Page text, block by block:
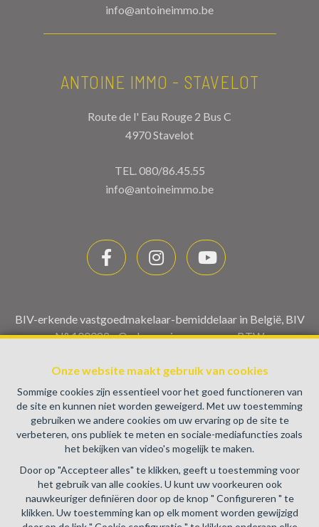
Onze website maakt gebruik van cookies
Sommige cookies zijn essentieel voor het goed functioneren van
de site en kunnen niet worden geweigerd. Met uw toestemming
gebruiken we andere cookies om uw ervaring op de site te
verbeteren, ons publiek te meten en sociale-mediafuncties zoals
het bekijken van video's mogelijk te maken.
Door op "Accepteer alles" te klikken, geeft u toestemming voor
het gebruik van alle cookies. U kunt uw voorkeuren ook
nauwkeuriger definiëren door op de knop " Configureren " te
klikken. Uw toestemming kan op elk moment worden gewijzigd
info@antoineimmo.be
ANTOINE IMMO - STAVELOT
Route de l' Eau Rouge 2 Bus C
4970 Stavelot
TEL.080/86.45.55
info@antoineimmo.be
BIV-erkende vastgoedmakelaar-bemiddelaar in België, BIV
N° 100082 - Ondernemingsnummer : BTW
Beroepinstituut van Vastgoedmakelaars Luxemburgstraat,
16B - 1000 Brussel (+32 2 505 38 50 - info@biv.be) -
www.biv.be-Deontologische code
BA en borgstelling via NV AXA Belgium, Troonplein 1, 1000
Brussel (polisnr. 730.390.160) Dekking geldt voor
activiteiten die in België worden uitgevoerd
Algemene gebruiksvoorwaarden van de website
Charter privéleven